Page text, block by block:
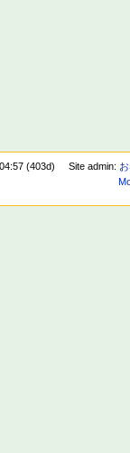
(403d) Site admin: